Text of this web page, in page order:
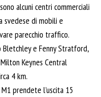
alcuni centri commerciali
svedese di mobili e
parecchio traffico.
e Fenny Stratford,
Keynes Central
4 km.
prendete l’uscita 15